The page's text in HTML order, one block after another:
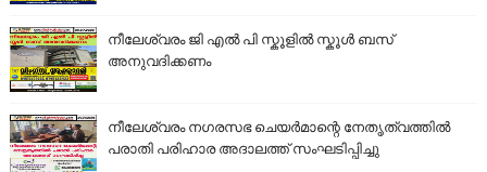
നീലേശ്വരം ജി എൽ പി സ്കൂളിൽ സ്കൂൾ ബസ്
അനുവദിക്കണം
നീലേശ്വരം നഗരസഭ ചെയർമാന്റെ നേതൃത്വത്തിൽ
പരാതി പരിഹാര അദാലത്ത് സംഘടിപ്പിച്ചു